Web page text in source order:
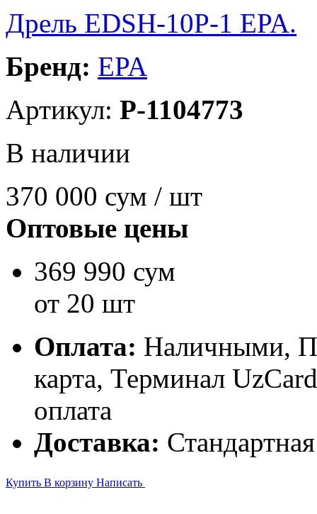
Дрель EDSH-10P-1 EPA.
Бренд: EPA
Артикул: P-1104773
В наличии
370 000 сум / шт
Оптовые цены
369 990 сум
от 20 шт
Оплата: Наличными,
карта, Терминал
оплата
Доставка:
Купить В корзину Написать